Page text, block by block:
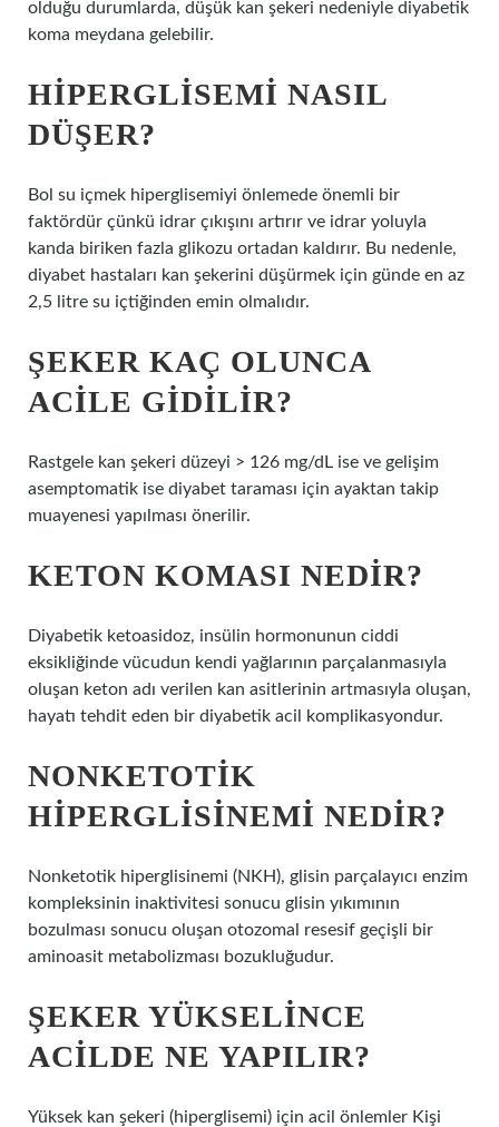
olduğu durumlarda, düşük kan şekeri nedeniyle diyabetik
koma meydana gelebilir.
HIPERGLISEMI NASIL
DÜŞER?
Bol su içmek hiperglisemiyi önlemede önemli bir
faktördür çünkü idrar çıkışını artırır ve idrar yoluyla
kanda biriken fazla glikozu ortadan kaldırır. Bu nedenle,
diyabet hastaları kan şekerini düşürmek için günde en az
2,5 litre su içtiğinden emin olmalıdır.
ŞEKER KAÇ OLUNCA
ACILE GIDILIR?
Rastgele kan şekeri düzeyi > 126 mg/dL ise ve gelişim
asemptomatik ise diyabet taraması için ayaktan takip
muayenesi yapılması önerilir.
KETON KOMASI NEDIR?
Diyabetik ketoasidoz, insülin hormonunun ciddi
eksikliğinde vücudun kendi yağlarının parçalanmasıyla
oluşan keton adı verilen kan asitlerinin artmasıyla oluşan,
hayatı tehdit eden bir diyabetik acil komplikasyondur.
NONKETOTIK
HIPERGLISINEMI NEDIR?
Nonketotik hiperglisinemi (NKH), glisin parçalayıcı enzim
kompleksinin inaktivitesi sonucu glisin yıkımının
bozulması sonucu oluşan otozomal resesif geçişli bir
aminoasit metabolizması bozukluğudur.
ŞEKER YÜKSELINCE
ACILDE NE YAPILIR?
Yüksek kan şekeri (hiperglisemi) için acil önlemler Kişi